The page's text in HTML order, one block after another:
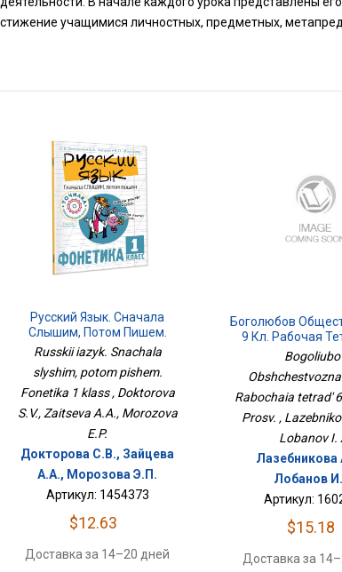
учащимися личностных, предметных,
Русский Язык. Сначала
Слышим, Потом Пишем.
Фонетика 1 Класс
Russkii iazyk. Snachala
slyshim, potom pishem.
Fonetika 1 klass , Doktorova
S.V., Zaitseva A.A., Morozova
E.P.
Докторова С.В., Зайцева
А.А., Морозова Э.П.
Артикул: 1454373
$12.63
Доставка за 14–20 дней
Боголюбов
9 Кл. Рабочая
9ФП2022
Rabochaia tetrad'
Prosv. ,
Lobanov I.
Лобанов
Артикул:
$15.18
Доставка за